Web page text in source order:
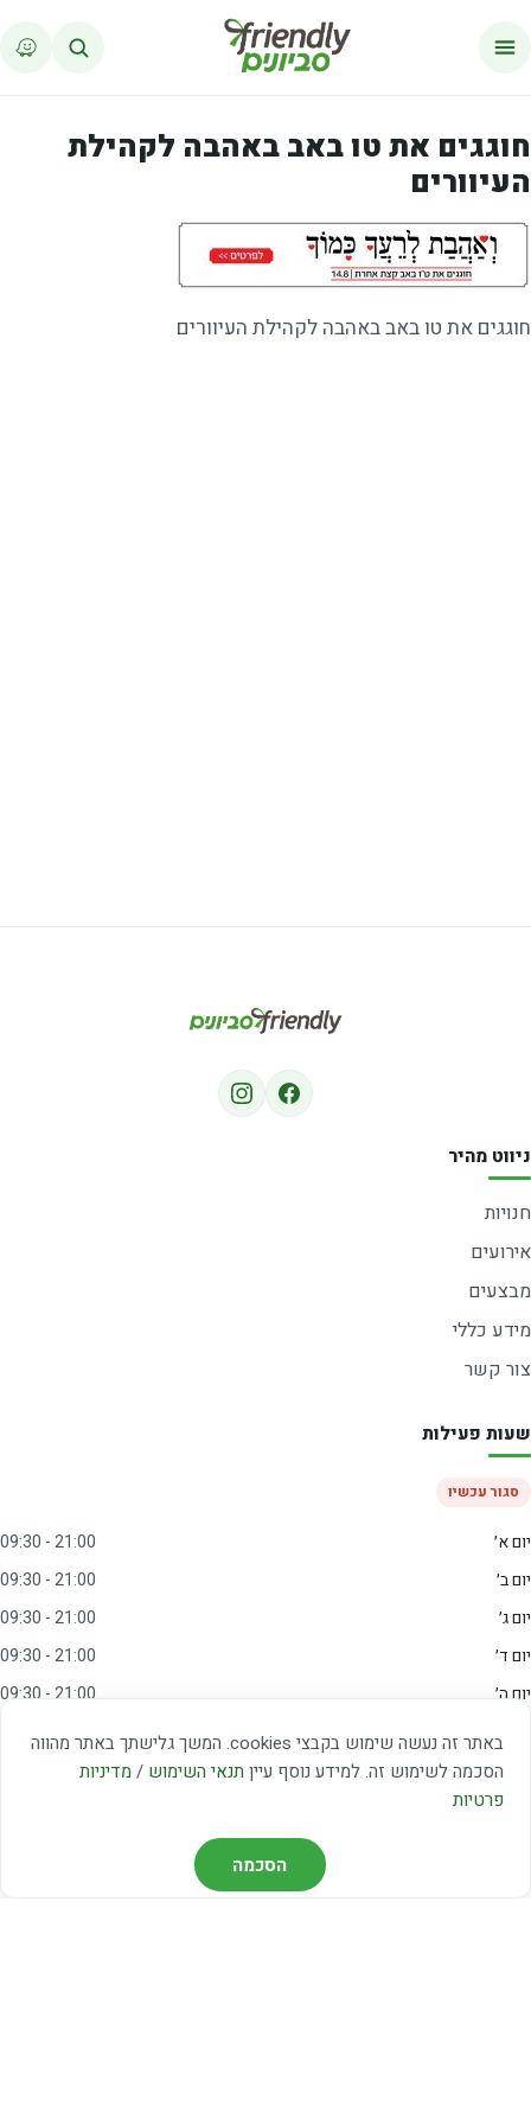
באתר זה נעשה שימוש בקבצי cookies. המשך גלישתך באתר מהווה
הסכמה לשימוש זה. למידע נוסף עיין תנאי השימוש / מדיניות
פרטיות
הסכמה
חוגגים את טו באב באהבה לקהילת
העיוורים
חוגגים את טו באב באהבה לקהילת העיוורים
ניווט מהיר
חנויות
אירועים
מבצעים
מידע כללי
צור קשר
שעות פעילות
סגור עכשיו
יום א׳
09:30 - 21:00
יום ב׳
09:30 - 21:00
יום ג׳
09:30 - 21:00
יום ד׳
09:30 - 21:00
יום ה׳
09:30 - 21:00
יום ו׳
09:00 - 15:00
שבת
20:00 - 23:00